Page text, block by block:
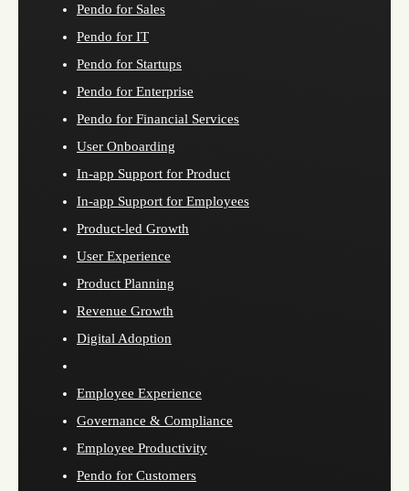
Pendo for Sales
Pendo for IT
Pendo for Startups
Pendo for Enterprise
Pendo for Financial Services
User Onboarding
In-app Support for Product
In-app Support for Employees
Product-led Growth
User Experience
Product Planning
Revenue Growth
Digital Adoption
Employee Experience
Governance & Compliance
Employee Productivity
Pendo for Customers